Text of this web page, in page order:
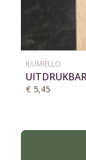
ILUMIËLLO
€ 5,45